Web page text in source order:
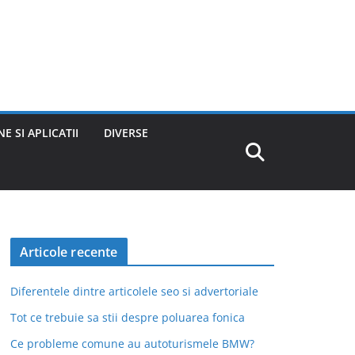
SI APLICATII DIVERSE
Articole recente
Diferentele dintre articolele seo si advertoriale
Tot ce trebuie sa stii despre poluarea fonica
Ce probleme comune au autoturismele BMW?